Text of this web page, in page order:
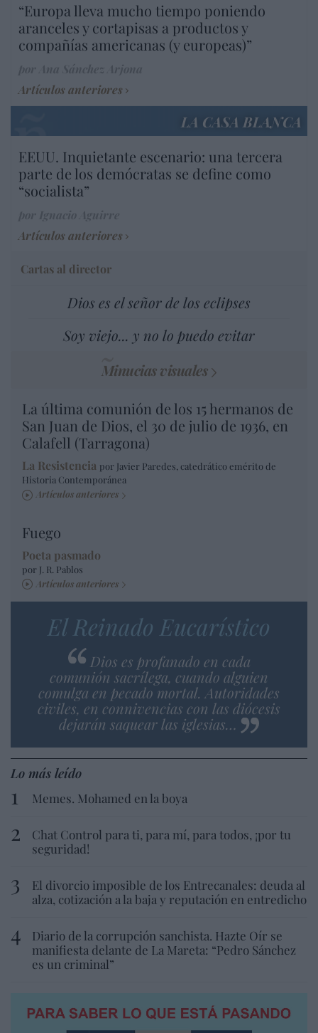
“Europa lleva mucho tiempo poniendo
aranceles y cortapisas a productos y
compañías americanas (y europeas)”
Artículos anteriores
LA CASA BLANCA
EEUU. Inquietante escenario: una tercera
parte de los demócratas se define como
“socialista”
Artículos anteriores
Cartas al director
Dios es el señor de los eclipses
Soy viejo... y no lo puedo evitar
Minucias visuales
La última comunión de los 15 hermanos de
San Juan de Dios, el 30 de julio de 1936, en
Calafell (Tarragona)
La Resistencia por Javier Paredes, catedrático emérito de
Historia Contemporánea
Artículos anteriores
Fuego
Poeta pasmado
por J. R. Pablos
Artículos anteriores
El Reinado Eucarístico
Dios es profanado en cada
comunión sacrílega, cuando alguien
comulga en pecado mortal. Autoridades
civiles, en connivencias con las diócesis
dejarán saquear las iglesias…
Lo más leído
Memes. Mohamed en la boya
Chat Control para ti, para mí, para todos, ¡por tu
seguridad!
El divorcio imposible de los Entrecanales: deuda al
alza, cotización a la baja y reputación en entredicho
Diario de la corrupción sanchista. Hazte Oír se
manifiesta delante de La Mareta: “Pedro Sánchez
es un criminal”